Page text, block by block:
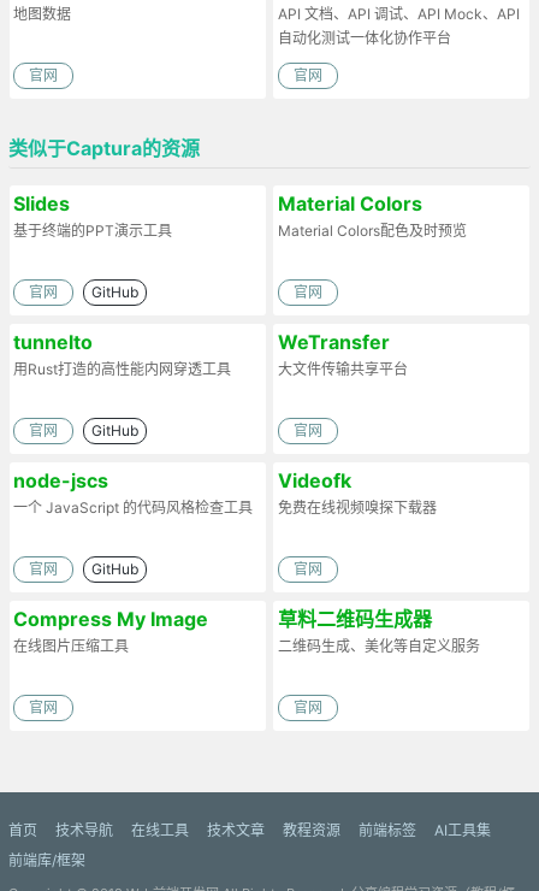
地图数据
官网
API 文档、API 调试、API Mock、API
自动化测试一体化协作平台
官网
类似于Captura的资源
Slides
基于终端的PPT演示工具
官网 GitHub
Material Colors
Material Colors配色及时预览
官网
tunnelto
用Rust打造的高性能内网穿透工具
官网 GitHub
WeTransfer
大文件传输共享平台
官网
node-jscs
一个 JavaScript 的代码风格检查工具
官网 GitHub
Videofk
免费在线视频嗅探下载器
官网
Compress My Image
在线图片压缩工具
官网
草料二维码生成器
二维码生成、美化等自定义服务
官网
首页 技术导航 在线工具 技术文章 教程资源 前端标签
AI工具集
前端库/框架